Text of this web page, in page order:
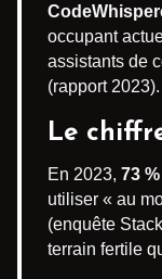
occupant
assistants de
(rapport 2023).
Le
En 2023, 73
utiliser « au
(enquête
terrain fertile